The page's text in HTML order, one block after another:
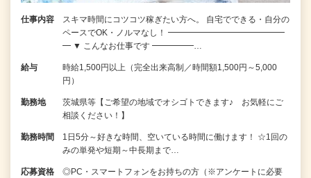
仕事内容
スキマ時間にコツコツ稼ぎたい方へ。 自宅でできる・自分の
ペースでOK・ノルマなし！ ━━━━━━━━━━━━━━
━ ▼ こんなお仕事です ━━━━━…
給与
時給1,500円以上（完全出来高制／時間額1,500円～5,000
円）
勤務地
茨城県等【ご希望の地域でオシゴトできます♪ お気軽にご
相談ください！】
勤務時間
1日5分～好きな時間、空いている時間に働けます！ ☆1回の
みの単発や短期～中長期まで…
応募資格
◎PC・スマートフォンをお持ちの方（※アンケートに必要